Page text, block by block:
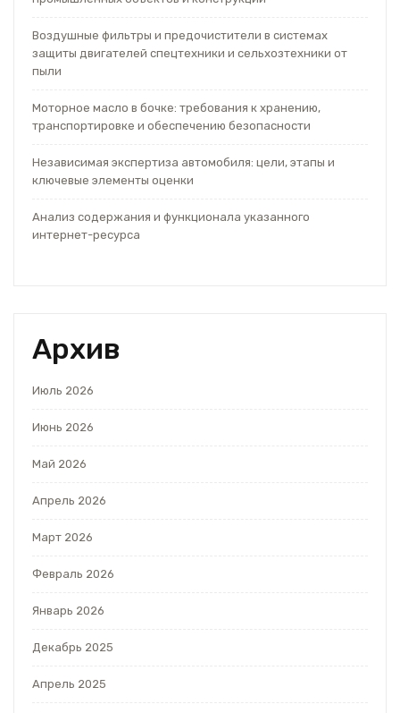
Воздушные фильтры и предочистители в системах
защиты двигателей спецтехники и сельхозтехники от
пыли
Моторное масло в бочке: требования к хранению,
транспортировке и обеспечению безопасности
Независимая экспертиза автомобиля: цели, этапы и
ключевые элементы оценки
Анализ содержания и функционала указанного
интернет-ресурса
Архив
Июль 2026
Июнь 2026
Май 2026
Апрель 2026
Март 2026
Февраль 2026
Январь 2026
Декабрь 2025
Апрель 2025